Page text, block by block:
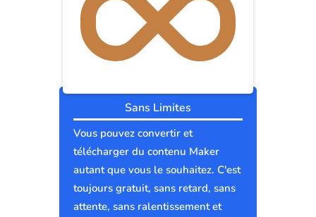
Sans Limites
Vous pouvez convertir et
télécharger du contenu Maker
autant que vous le souhaitez. C'est
toujours gratuit, sans retard, sans
attente, sans ralentissement et